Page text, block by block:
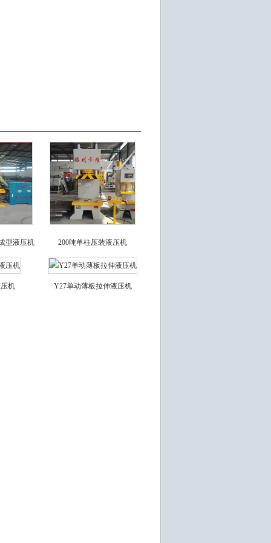
型液压机 200吨单柱压装液压机
机 Y27单动薄板拉伸液压机